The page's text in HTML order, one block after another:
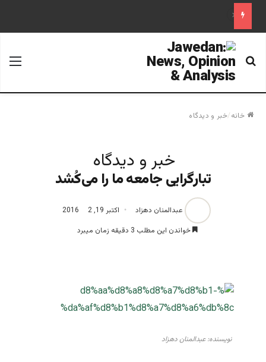
علم تاریخ
جستجو برای
خانه/خبر و دیدگاه
خبر و دیدگاه
تبارگرایی جامعه ما را می‌کُشد
عبدالمنان دهزاد اکتبر 19, 2016
2
خواندن این مطلب 3 دقیقه زمان میبرد
نویسنده: عبدالمنان دهزاد